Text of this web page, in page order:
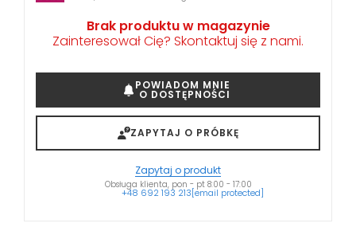
Brak produktu w magazynie
Zainteresował Cię? Skontaktuj się z nami.
POWIADOM MNIE
O DOSTĘPNOŚCI
ZAPYTAJ O PRÓBKĘ
Zapytaj o produkt
Obsługa klienta, pon - pt 8:00 - 17:00
+48 692 193 213[email protected]